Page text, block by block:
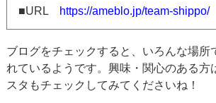
■URL https://ameblo.jp/team-shippo/
ブログをチェックすると、いろんな場所
れているようです。興味・関心のある方
スタもチェックしてみてくださいね！